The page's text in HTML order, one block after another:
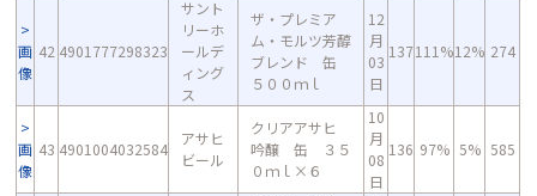
画
像
42 4901777298323
サント
リーホ
ールデ
ィング
ス
ザ・プレミア
ム・モルツ芳醇
ブレンド 缶
５００ｍｌ
12
月
03
日
137111%12% 274
画
像
43 4901004032584
アサヒ
ビール
クリアアサヒ
吟醸 缶 ３５
０ｍｌ×６
10
月
08
日
136 97% 5% 585